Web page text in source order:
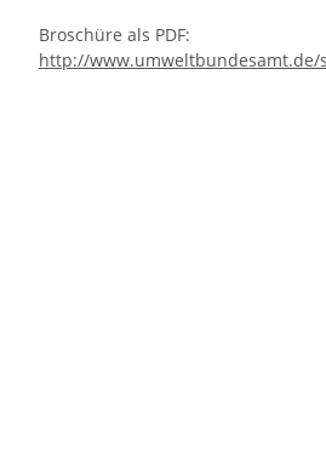
Broschüre als PDF:
http://